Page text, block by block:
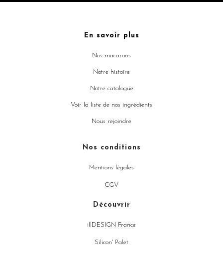
En savoir plus
Nos macarons
Notre histoire
Notre catalogue
Voir la liste de nos ingrédients
Nous rejoindre
Nos conditions
Mentions légales
CGV
Découvrir
illDESIGN France
Silicon' Palet